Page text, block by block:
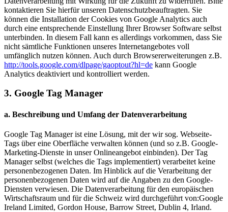
kontaktieren Sie hierfür unseren Datenschutzbeauftragten. Sie
können die Installation der Cookies von Google Analytics auch
durch eine entsprechende Einstellung Ihrer Browser Software selbst
unterbinden. In diesem Fall kann es allerdings vorkommen, dass Sie
nicht sämtliche Funktionen unseres Internetangebotes voll
umfänglich nutzen können. Auch durch Browsererweiterungen z.B.
http://tools.google.com/dlpage/gaoptout?hl=de kann Google
Analytics deaktiviert und kontrolliert werden.
3. Google Tag Manager
a. Beschreibung und Umfang der Datenverarbeitung
Google Tag Manager ist eine Lösung, mit der wir sog. Webseite-
Tags über eine Oberfläche verwalten können (und so z.B. Google-
Marketing-Dienste in unser Onlineangebot einbinden). Der Tag
Manager selbst (welches die Tags implementiert) verarbeitet keine
personenbezogenen Daten. Im Hinblick auf die Verarbeitung der
personenbezogenen Daten wird auf die Angaben zu den Google-
Diensten verwiesen. Die Datenverarbeitung für den europäischen
Wirtschaftsraum und für die Schweiz wird durchgeführt von:Google
Ireland Limited, Gordon House, Barrow Street, Dublin 4, Irland.